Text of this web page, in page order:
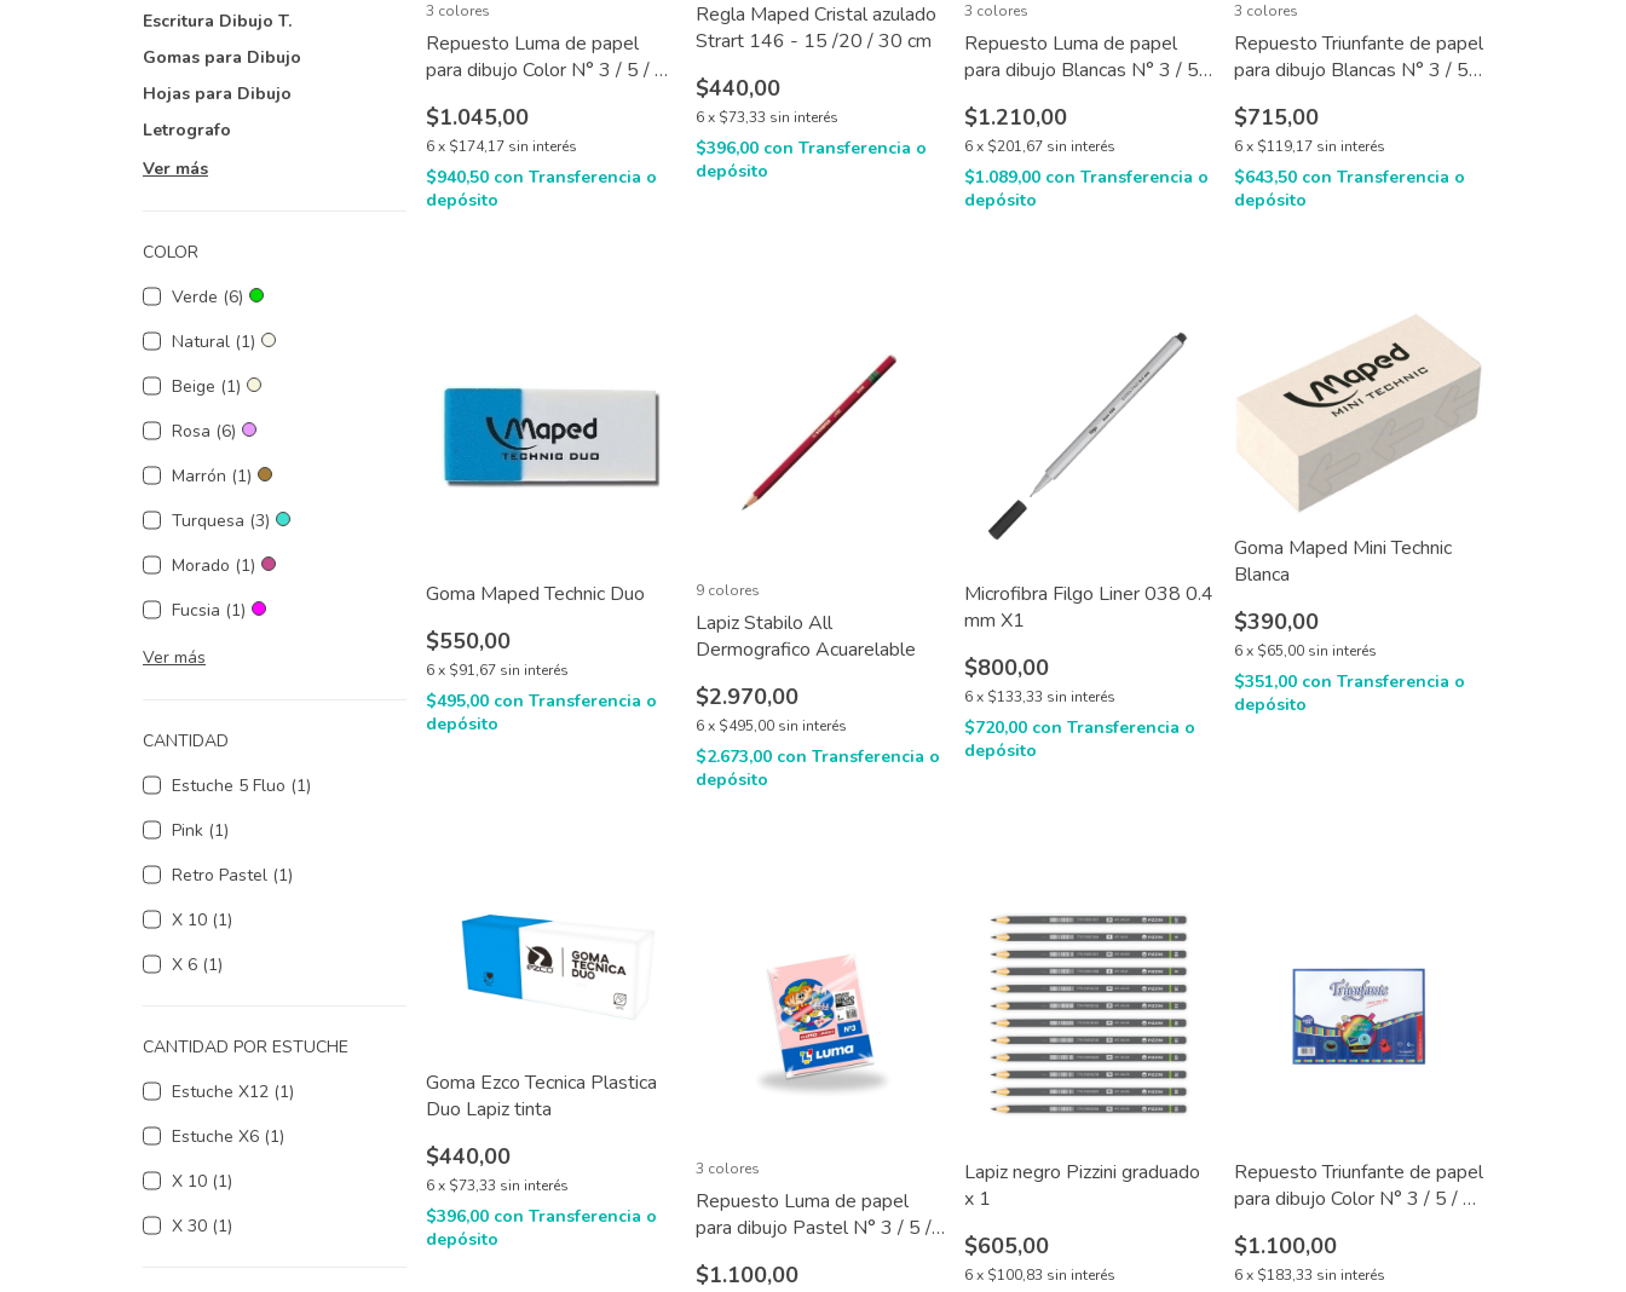
Escritura Dibujo T.
Gomas para Dibujo
Hojas para Dibujo
Letrografo
Ver más
COLOR
Verde (6)
Natural (1)
Beige (1)
Rosa (6)
Marrón (1)
Turquesa (3)
Morado (1)
Fucsia (1)
Ver más
CANTIDAD
Estuche 5 Fluo (1)
Pink (1)
Retro Pastel (1)
X 10 (1)
X 6 (1)
CANTIDAD POR ESTUCHE
Estuche X12 (1)
Estuche X6 (1)
X 10 (1)
X 30 (1)
Repuesto Luma de papel
para dibujo Color N° 3 / 5 / 6
$1.045,00
6 x $174,17 sin interés
$940,50 con Transferencia o
depósito
3 colores
Regla Maped Cristal azulado
Strart 146 - 15 /20 / 30 cm
$440,00
6 x $73,33 sin interés
$396,00 con Transferencia o
depósito
Repuesto Luma de papel
para dibujo Blancas N° 3 / 5 /
$1.210,00
6x $201,67 sin interés
$1.089,00 con Transferencia o
depósito
3 colores
Repuesto Triunfante de papel
para dibujo Blancas N° 3 / 5 /
$715,00
6 x $119,17 sin interés
$643,50 con Transferencia o
depósito
3 colores
Goma Maped Technic Duo
$550,00
6 x $91,67 sin interés
$495,00 con Transferencia o
depósito
Lapiz Stabilo All
Dermografico Acuarelable
$2.970,00
6 x $495,00 sin interés
$2.673,00 con Transferencia o
depósito
9 colores
Microfibra Filgo Liner 038 0.4
mm X1
$800,00
6x $133,33 sin interés
$720,00 con Transferencia o
depósito
Goma Maped Mini Technic
Blanca
$390,00
6 x $65,00 sin interés
$351,00 con Transferencia o
depósito
Goma Ezco Tecnica Plastica
Duo Lapiz tinta
$440,00
6 x $73,33 sin interés
$396,00 con Transferencia o
depósito
Repuesto Luma de papel
para dibujo Pastel N° 3 / 5 /
$1.100,00
3 colores
Lapiz negro Pizzini graduado
x 1
$605,00
6x $100,83 sin interés
Repuesto Triunfante de papel
para dibujo Color N° 3 / 5 / 6
$1.100,00
6 x $183,33 sin interés